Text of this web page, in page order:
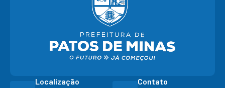
Localização Contato